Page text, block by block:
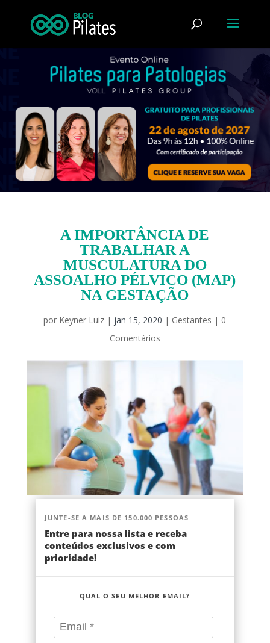
A IMPORTÂNCIA DE
TRABALHAR A
MUSCULATURA DO
ASSOALHO PÉLVICO (MAP)
NA GESTAÇÃO
por Keyner Luiz | jan 15, 2020 | Gestantes | 0
Comentários
JUNTE-SE A MAIS DE 150.000 PESSOAS
Entre para nossa lista e receba
conteúdos exclusivos e com
prioridade!
QUAL O SEU MELHOR EMAIL?